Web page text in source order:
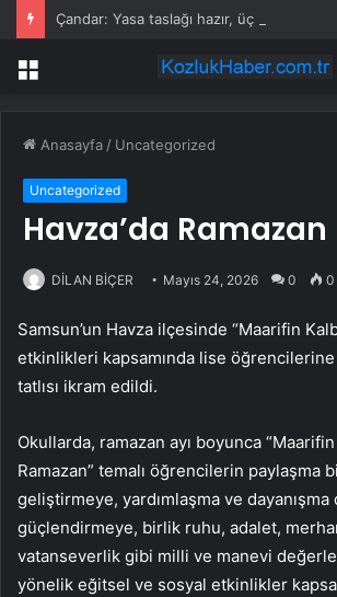
Çandar: Yasa taslağı hazır, üç kişi biliyor
Menü
Anasayfa / Uncategorized
Uncategorized
Havza’da
DİLAN BİÇER Mayıs 24, 2026 0 0
Samsun’un Havza ilçesinde “Maarifin
etkinlikleri kapsamında lise öğrencilerine
tatlısı ikram edildi.
Okullarda, ramazan ayı boyunca
Ramazan” temalı öğrencilerin paylaşma
geliştirmeye, yardımlaşma ve dayanışma
güçlendirmeye, birlik ruhu, adalet,
vatanseverlik gibi milli ve manevi
yönelik eğitsel ve sosyal etkinlikler